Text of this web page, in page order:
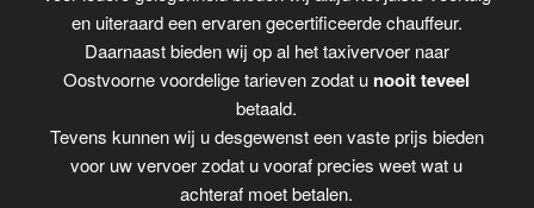
en uiteraard een ervaren gecertificeerde chauffeur.
Daarnaast bieden wij op al het taxivervoer naar
Oostvoorne voordelige tarieven zodat u nooit teveel
betaald.
Tevens kunnen wij u desgewenst een vaste prijs bieden
voor uw vervoer zodat u vooraf precies weet wat u
achteraf moet betalen.